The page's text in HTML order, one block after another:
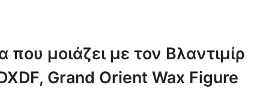
μοιάζει με τον Βλαντιμίρ
Grand Orient Wax Figure